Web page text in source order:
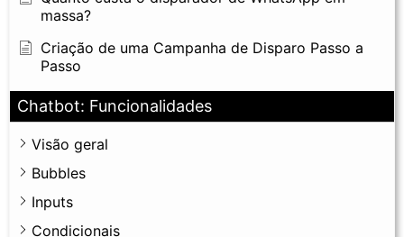
massa?
Criação de uma Campanha de Disparo Passo a
Passo
Chatbot: Funcionalidades
Visão geral
Bubbles
Inputs
Condicionais